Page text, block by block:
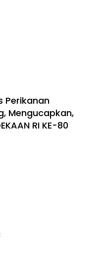
Perikanan
Mengucapkan,
RI KE-80